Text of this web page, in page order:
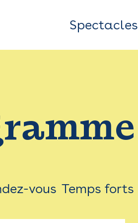
Top
Bar
Menu
Spectacles
vous Temps forts